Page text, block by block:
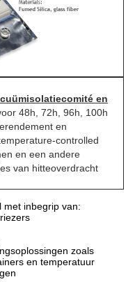
en
48h, 72h, 96h, 100h
en
controlled
en een andere
van hitteoverdracht
met inbegrip van:
zoals
en temperatuur